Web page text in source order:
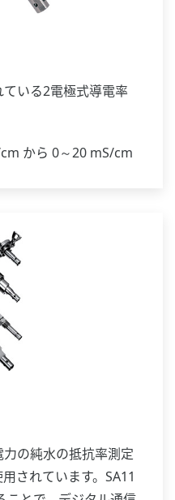
いる2電極式導電率
から 0～20 mS/cm
の純水の抵抗率測定
されています。SA11